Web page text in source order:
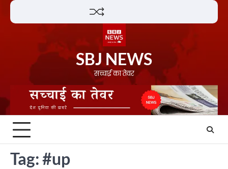
Skip
SBJ NEWS
सच्चाई का तेवर
Tag:#up